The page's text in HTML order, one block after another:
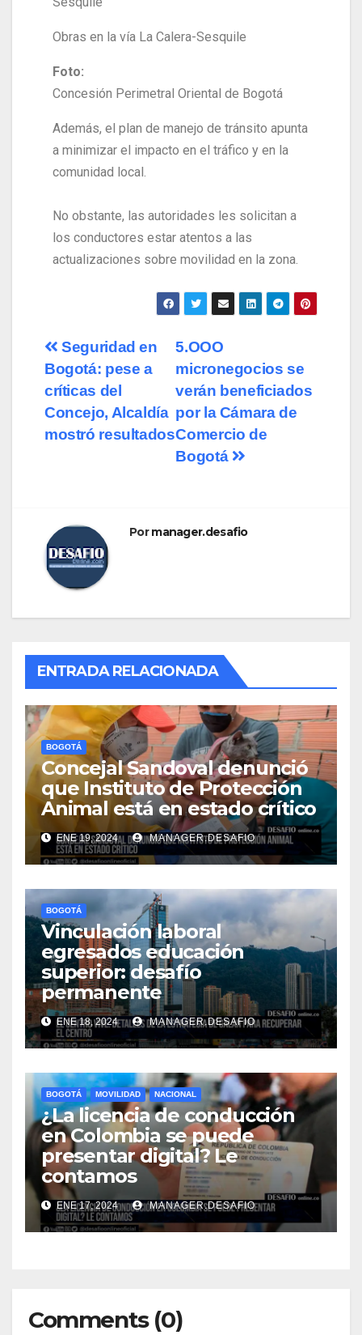
Obras en la vía La Calera-Sesquile
Foto:
Concesión Perimetral Oriental de Bogotá
Además, el plan de manejo de tránsito apunta
a minimizar el impacto en el tráfico y en la
comunidad local.
No obstante, las autoridades les solicitan a
los conductores estar atentos a las
actualizaciones sobre movilidad en la zona.
5.OOO
micronegocios se
verán beneficiados
por la Cámara de
Comercio de
Bogotá
Seguridad en
Bogotá: pese a
críticas del
Concejo, Alcaldía
mostró resultados
Pormanager.desafio
ENTRADA RELACIONADA
BOGOTÁ
Concejal Sandoval denunció
que Instituto de Protección
Animal está en estado crítico
ENE 19, 2024 MANAGER.DESAFIO
BOGOTÁ
Vinculación laboral
egresados educación
superior: desafío
permanente
ENE 18, 2024 MANAGER.DESAFIO
BOGOTÁ MOVILIDAD NACIONAL
¿La licencia de conducción
en Colombia se puede
presentar digital? Le
contamos
ENE 17, 2024 MANAGER.DESAFIO
Comments (0)